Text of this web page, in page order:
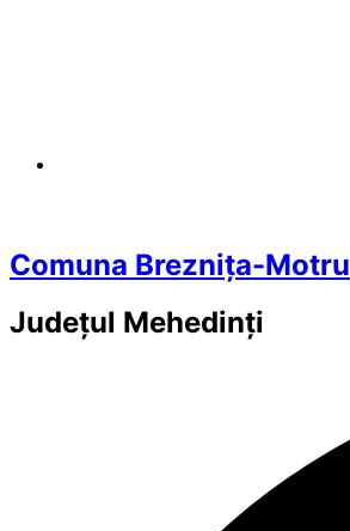
Comuna Breznița-Motru
Județul Mehedinți